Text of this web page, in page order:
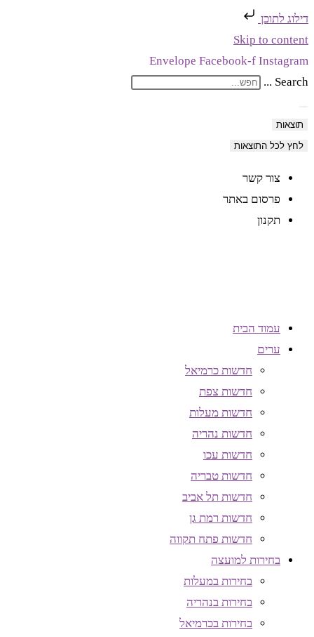
דילוג לתוכן
Skip to content
Envelope Facebook-f Instagram
Search ...
תוצאות
לחץ לכל התוצאות
צור קשר
פרסום באתר
תקנון
עמוד הבית
ערים
חדשות כרמיאל
חדשות צפת
חדשות מעלות
חדשות נהריה
חדשות עכו
חדשות טבריה
חדשות תל אביב
חדשות רמת גן
חדשות פתח תקווה
בחירות למועצה
בחירות במעלות
בחירות בנהריה
בחירות בכרמיאל